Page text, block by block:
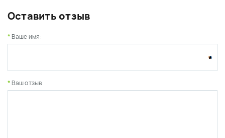
Оставить отзыв
Ваше имя:
Ваш отзыв